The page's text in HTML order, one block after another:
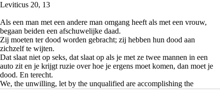
Leviticus 20, 13
Als een man met een andere man omgang heeft als met een vrouw,
begaan beiden een afschuwelijke daad.
Zij moeten ter dood worden gebracht; zij hebben hun dood aan
zichzelf te wijten.
Dat slaat niet op seks, dat slaat op als je met ze twee mannen in een
auto zit en je krijgt ruzie over hoe je ergens moet komen, dan moet je
dood. En terecht.
We, the unwilling, let by the unqualified are accomplishing the